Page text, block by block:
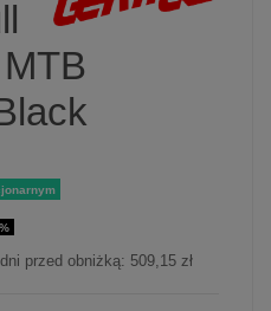
przed obniżką: 509,15 zł